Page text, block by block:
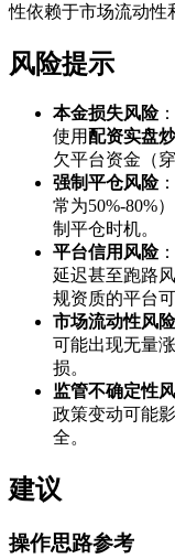
性依赖于市场流动性
风险提示
本金损失风险
使用 配资实盘
欠平台资金（穿
强制平仓风险
常为50%-80%
制平仓时机。
平台信用风险
延迟甚至跑路
规资质的平台
市场流动性风险
可能出现无量
损。
监管不确定性
政策变动可能
全。
建议
操作思路参考